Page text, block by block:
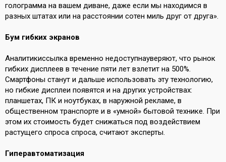
голограмма на вашем диване, даже если мы находимся в
разных штатах или на расстоянии сотен миль друг от друга».
Бум гибких экранов
Аналитикиссылка временно недоступнауверяют, что рынок
гибких дисплеев в течение пяти лет взлетит на 500%.
Смартфоны станут и дальше использовать эту технологию,
но гибкие дисплеи появятся и на других устройствах:
планшетах, ПК и ноутбуках, в наружной рекламе, в
общественном транспорте и в «умной» бытовой технике. При
этом их стоимость будет снижаться под воздействием
растущего спроса спроса, считают эксперты.
Гиперавтоматизация